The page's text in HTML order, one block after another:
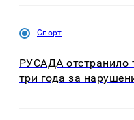
Спорт
РУСАДА отстранило
три года за